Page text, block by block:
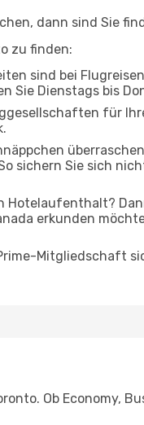
dann sind Sie
zu finden:
sind bei
Dienstags bis
für
sichern Sie sich
Hotelaufenthalt?
erkunden
Mitgliedschaft
Ob Economy,